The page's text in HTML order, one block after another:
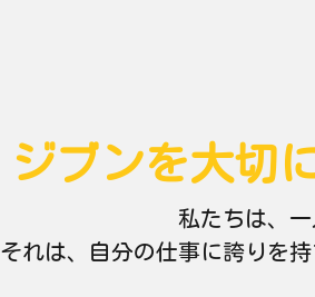
ジブンを大切
私たちは、
それは、自分の仕事に誇りを